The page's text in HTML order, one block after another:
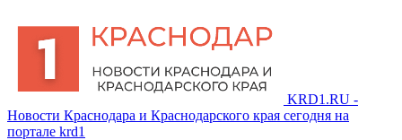
KRD1.RU -
Новости Краснодара и Краснодарского края сегодня на
портале krd1